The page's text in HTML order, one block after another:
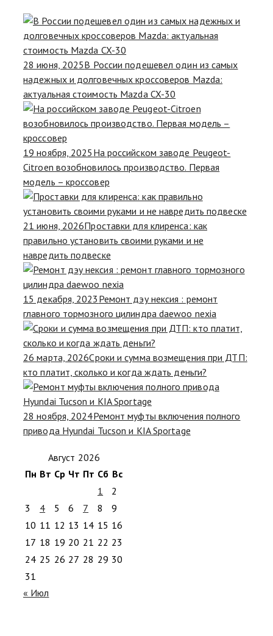
28 июня, 2025В России подешевел один из самых
надежных и долговечных кроссоверов Mazda:
актуальная стоимость Mazda CX-30
19 ноября, 2025 На российском заводе Peugeot-
Citroen возобновилось производство. Первая
модель – кроссовер
21 июня, 2026Проставки для клиренса: как
правильно установить своими руками и не
навредить подвеске
15 декабря, 2023 Ремонт дэу нексия : ремонт
главного тормозного цилиндра daewoo nexia
26 марта, 2026Сроки и сумма возмещения при ДТП:
кто платит, сколько и когда ждать деньги?
28 ноября, 2024Ремонт муфты включения полного
привода Hyundai Tucson и KIA Sportage
Август 2026
Пн Вт Ср Чт Пт Сб Вс
1
2
3
4 5 6 7 8
9
10 11 12 13 14 15 16
17 18 19 20 21 22 23
24 25 26 27 28 29 30
31
« Июл